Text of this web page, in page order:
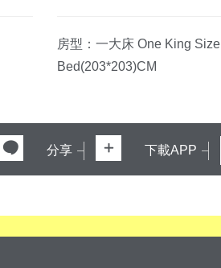
房型：一大床 One King Size
Bed(203*203)CM
分享 下載APP